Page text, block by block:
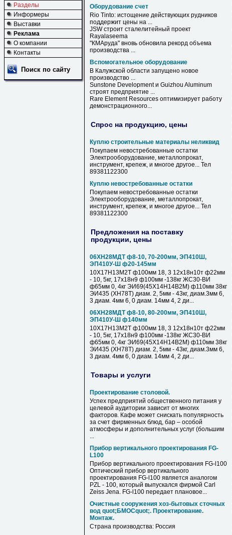
Разделы
Информеры
Выставки
Реклама
О компании
Контакты
Поиск по сайту
Оборудование счет
Rio Tinto: истощение действующих рудников
поддержит цены на ...
JSW строит сталелитейный проект
Rayalaseema
"КМАруда" вновь обновила рекорд объема
производства ...
Вспомогательное оборудование
В Калужской области запущено новое
производство ...
Sunstone Development и Guizhou Aluminum
строят предприятие ...
Rare Element Resources оптимизирует работу
демонстрационного...
Спрос на продукцию, цены
Куплю строительные материалы неликвид
Покупаем невостребованные остатки
Электрооборудование, металлопрокат,
инструмент, крепеж, и многое другое... Тел
89381122300
Куплю невостребованные остатки
Покупаем невостребованные остатки
Электрооборудование, металлопрокат,
инструмент, крепеж, и многое другое... Тел
89381122300
Предложения на поставку
продукции, цены
06ХН28МДТ ф8-10, 70-200мм, ЭП410Ш,
ЭП410У-Ш ф20-145мм
10Х17Н13М2Т ф100мм 18, 3 12х18н10т ф22мм
- 10, 5кг, 17х18н9 ф100мм -138кг ЖС30-ВИ
ф65мм 0, 4кг ЭИ69(45Х14Н14В2М) ф110мм 38кг
ЭИ435 (ХН78Т) диам. 2, 5мм - 43кг, диам.3мм 6,
3 диам. 4мм 6, 0 диам. 14мм 4, 2 ди...
06ХН28МДТ ф8-10, 80-200мм, ЭП410Ш,
ЭП410У-Ш ф140мм
10Х17Н13М2Т ф100мм 18, 3 12х18н10т ф22мм
- 10, 5кг, 17х18н9 ф100мм -138кг ЖС30-ВИ
ф65мм 0, 4кг ЭИ69(45Х14Н14В2М) ф110мм 38кг
ЭИ435 (ХН78Т) диам. 2, 5мм - 43кг, диам.3мм 6,
3 диам. 4мм 6, 0 диам. 14мм 4, 2 ди...
Товары и услуги
Проектирование столовой.
Успех предприятий общественного питания у
целевой аудитории зависит от многих
факторов. Кафе может снискать популярность
за счет фирменных блюд, бар – особой
атмосферы и дополнительных услуг (большим
...
Прибор вертикального проектирования FG-
L100
Прибор вертикального проектирования FG-l100
Оптический прибор вертикального
проектирования FG-l100 является аналогом
PZL - 100, который выпускался фирмой Carl
Zeiss Jena. FG-l100 передает плановое...
Очистные сооружения хоз-бытовых сточных
вод quot;БМОСquot;. Проектирование.
Монтаж.
Страна производства: Россия